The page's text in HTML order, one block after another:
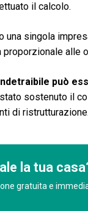
il calcolo.
una singola
alle
indetraibile può
stato sostenuto il
di
la tua
gratuita e